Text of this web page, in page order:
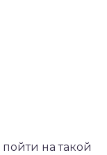
на такой